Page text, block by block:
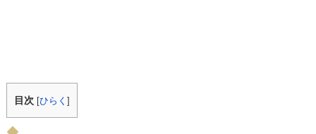
目次 [ひらく]